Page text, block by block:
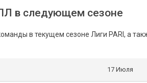
в следующем сезоне
в текущем сезоне Лиги PARI, а
17 Июля